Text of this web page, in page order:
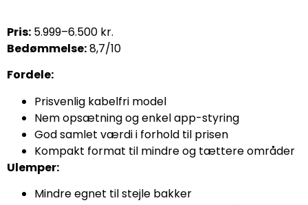
Pris: 5.999–6.500 kr.
Bedømmelse:8,7/10
Fordele:
Prisvenlig kabelfri model
Nem opsætning og enkel app-styring
God samlet værdi i forhold til prisen
Kompakt format til mindre og tættere områder
Ulemper:
Mindre egnet til stejle bakker